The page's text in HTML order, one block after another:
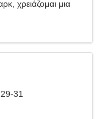
χρειάζομαι μια
31